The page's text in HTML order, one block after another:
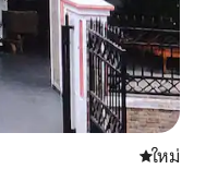
ที่พักใหม่
ใหม่